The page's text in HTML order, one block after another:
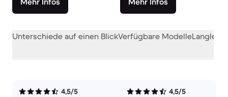
Unterschiede auf einen BlickVerfügbare Modelle
4,5/5
4,5/5